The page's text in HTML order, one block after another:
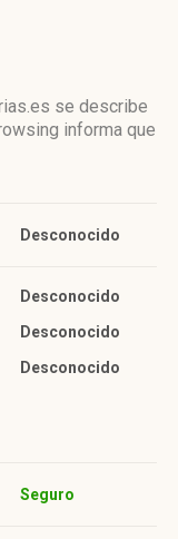
se describe
informa que
Desconocido
Desconocido
Desconocido
Desconocido
Seguro